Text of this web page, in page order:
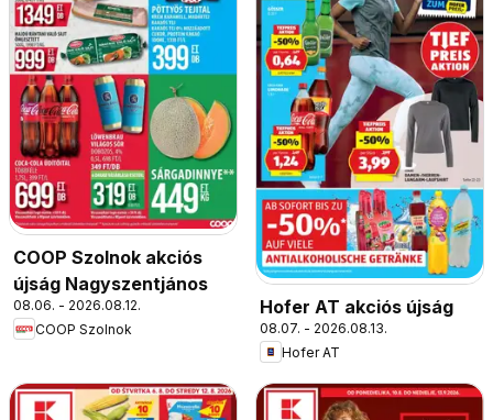
COOP Szolnok akciós
újság Nagyszentjános
08.06. - 2026.08.12.
COOP Szolnok
Hofer AT akciós újság
08.07. - 2026.08.13.
Hofer AT